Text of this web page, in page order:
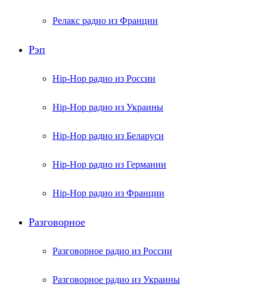
Релакс радио из Франции
Рэп
Hip-Hop радио из России
Hip-Hop радио из Украины
Hip-Hop радио из Беларуси
Hip-Hop радио из Германии
Hip-Hop радио из Франции
Разговорное
Разговорное радио из России
Разговорное радио из Украины